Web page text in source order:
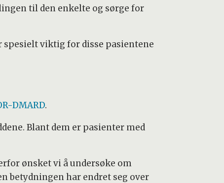
til den enkelte og sørge for
viktig for disse pasientene
DMARD.
Blant dem er pasienter med
ønsket vi å undersøke om
betydningen har endret seg over